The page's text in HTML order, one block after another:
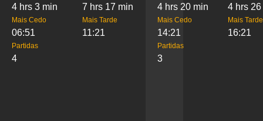
4 hrs 3 min 7 hrs 17 min
Mais Cedo
06:51
Mais Tarde
11:21
Partidas
4
4 hrs 20 min 4 hrs
Mais Cedo
14:21
Mais Tarde
16:21
Partidas
3